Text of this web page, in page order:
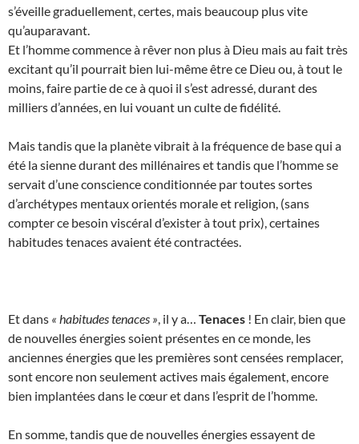
s’éveille graduellement, certes, mais beaucoup plus vite
qu’auparavant.
Et l’homme commence à rêver non plus à Dieu mais au fait très
excitant qu’il pourrait bien lui-même être ce Dieu ou, à tout le
moins, faire partie de ce à quoi il s’est adressé, durant des
milliers d’années, en lui vouant un culte de fidélité.
Mais tandis que la planète vibrait à la fréquence de base qui a
été la sienne durant des millénaires et tandis que l’homme se
servait d’une conscience conditionnée par toutes sortes
d’archétypes mentaux orientés morale et religion, (sans
compter ce besoin viscéral d’exister à tout prix), certaines
habitudes tenaces avaient été contractées.
Et dans « habitudes tenaces » , il y a… Tenaces ! En clair, bien que
de nouvelles énergies soient présentes en ce monde, les
anciennes énergies que les premières sont censées remplacer,
sont encore non seulement actives mais également, encore
bien implantées dans le cœur et dans l’esprit de l’homme.
En somme, tandis que de nouvelles énergies essayent de